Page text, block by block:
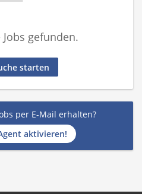
gefunden.
starten
per E-Mail erhalten?
aktivieren!